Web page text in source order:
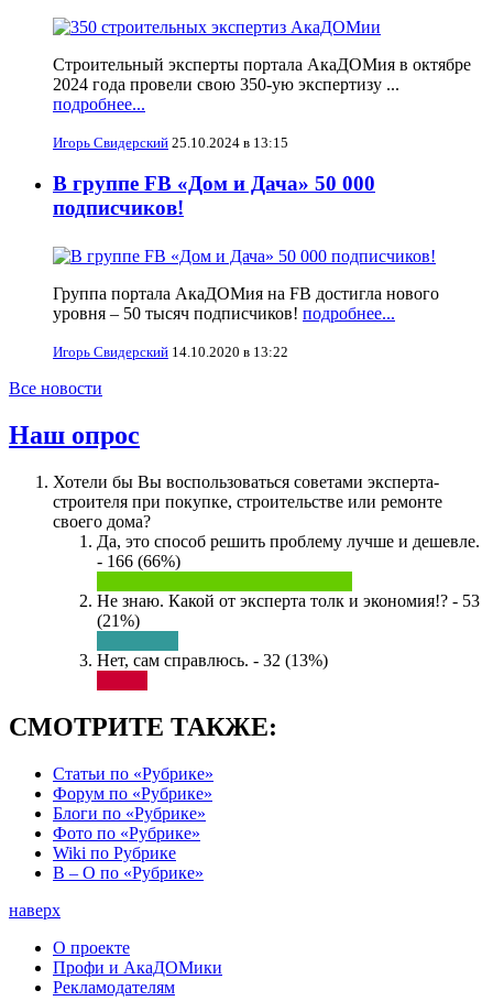
Строительный эксперты портала АкаДОМия в октябре
2024 года провели свою 350-ую экспертизу ...
подробнее...
Игорь Свидерский 25.10.2024 в 13:15
В группе FB «Дом и Дача» 50 000
подписчиков!
Группа портала АкаДОМия на FB достигла нового
уровня – 50 тысяч подписчиков! подробнее...
Игорь Свидерский 14.10.2020 в 13:22
Все новости
Наш опрос
Хотели бы Вы воспользоваться советами эксперта-
строителя при покупке, строительстве или ремонте
своего дома?
Да, это способ решить проблему лучше и дешевле.
- 166 (66%)
Не знаю. Какой от эксперта толк и экономия!? - 53
(21%)
Нет, сам справлюсь. - 32 (13%)
СМОТРИТЕ ТАКЖЕ:
Статьи по «Рубрике»
Форум по «Рубрике»
Блоги по «Рубрике»
Фото по «Рубрике»
Wiki по Рубрике
В – О по «Рубрике»
наверх
О проекте
Профи и АкаДОМики
Рекламодателям